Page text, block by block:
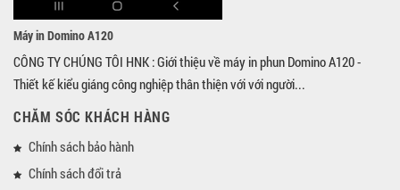
Máy in Domino A120
CÔNG TY CHÚNG TÔI HNK : Giới thiệu về máy in phun Domino A120 -
Thiết kế kiểu giáng công nghiệp thân thiện với với người...
CHĂM SÓC KHÁCH HÀNG
Chính sách bảo hành
Chính sách đổi trả